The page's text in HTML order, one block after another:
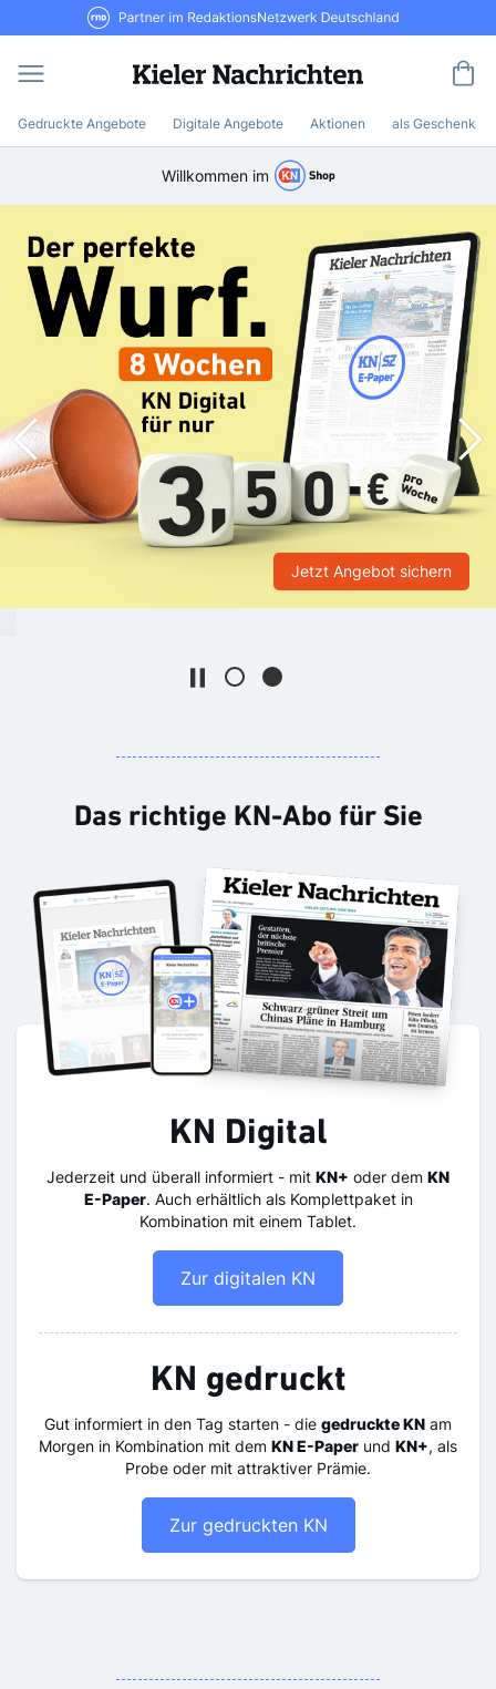
Direkt
zum
Inhalt
RND Partner im RedaktionsNetzwerk
Gedruckte Angebote Digitale Angebote Aktionen als Geschenk
Willkommen im
Jetzt Angebot sichern
Das richtige KN-Abo für Sie
KN Digital
Jederzeit und überall informiert - mit KN+ oder dem KN
E-Paper. Auch erhältlich als Komplettpaket in
Kombination mit einem Tablet.
Zur digitalen KN
KN gedruckt
Gut informiert in den Tag starten - die gedruckte KN am
Morgen in Kombination mit dem KN E-Paper und KN+, als
Probe oder mit attraktiver Prämie.
Zur gedruckten KN